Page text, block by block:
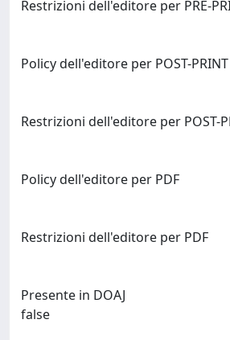
Restrizioni dell'editore per PRE-
Policy dell'editore per POST-PRINT
Restrizioni dell'editore per POST-
Policy dell'editore per PDF
Restrizioni dell'editore per PDF
Presente in DOAJ